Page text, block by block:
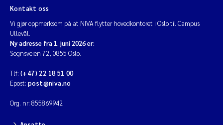
Kontakt oss
Vi gjør oppmerksom på at NIVA flytter hovedkontoret i Oslo til Campus
Ullevål.
Ny adresse fra 1. juni 2026 er:
Sognsveien 72, 0855 Oslo.
Tlf: (+47) 22 18 51 00
Epost: post@niva.no
Org. nr: 855869942